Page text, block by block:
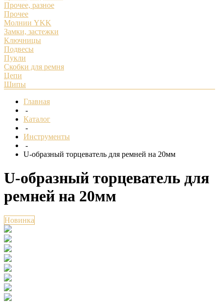
Прочее, разное
Прочее
Молнии YKK
Замки, застежки
Ключницы
Подвесы
Пукли
Скобки для ремня
Цепи
Шипы
Главная
-
Каталог
-
Инструменты
-
U-образный торцеватель для ремней на 20мм
U-образный торцеватель для
ремней на 20мм
Новинка